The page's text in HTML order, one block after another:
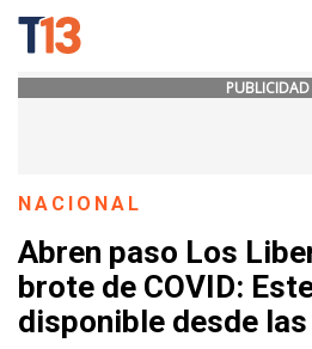
PUBLICIDAD
NACIONAL
Abren paso Los
brote de COVID:
disponible desde